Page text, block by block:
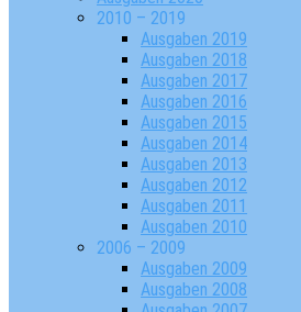
2010 – 2019
Ausgaben 2019
Ausgaben 2018
Ausgaben 2017
Ausgaben 2016
Ausgaben 2015
Ausgaben 2014
Ausgaben 2013
Ausgaben 2012
Ausgaben 2011
Ausgaben 2010
2006 – 2009
Ausgaben 2009
Ausgaben 2008